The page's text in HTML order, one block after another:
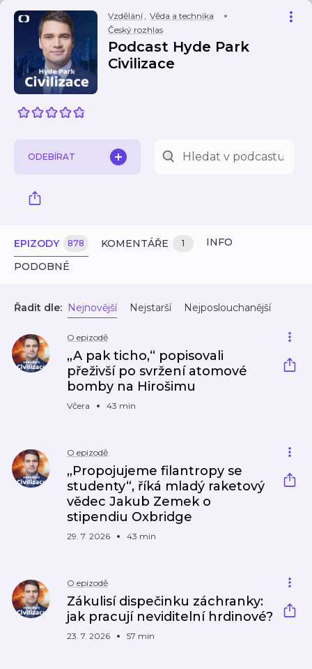
Vzdělání, Věda a technika
Český rozhlas
Podcast Hyde Park
Civilizace
ODEBÍRAT
EPIZODY 878 KOMENTÁŘE 1
INFO
PODOBNÉ
Řadit dle: Nejnovější Nejstarší Nejposlouchanější
O epizodě
„A pak ticho,“ popisovali
přeživší po svržení atomové
bomby na Hirošimu
Včera 43 min
O epizodě
„Propojujeme filantropy se
studenty“, říká mladý raketový
vědec Jakub Zemek o
stipendiu Oxbridge
29. 7. 2026 43 min
O epizodě
Zákulisí dispečinku záchranky:
jak pracují neviditelní hrdinové?
23. 7. 2026 57 min